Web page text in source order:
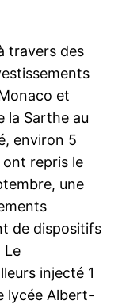
travers des
et
la Sarthe au
environ 5
repris le
une
de dispositifs
Le
injecté 1
lycée Albert-